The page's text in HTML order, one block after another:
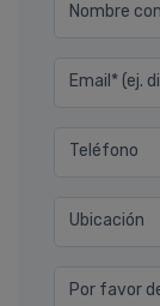
Nombre
Email* (ej.
Teléfono
Ubicación
Por favor